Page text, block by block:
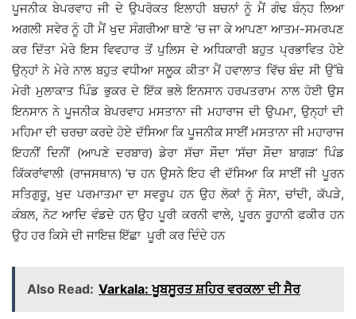
ਪੂਜਨੀਕ ਬੇਪਰਵਾਹ ਜੀ ਦੇ ਉਪਰੋਕਤ ਇਲਾਹੀ ਬਚਨਾਂ ਨੂੰ ਮੈਂ ਗੰਢ ਬੰਨ੍ਹ ਲਿਆ
ਅਗਲੀ ਸਵੇਰ ਨੂੰ ਹੀ ਮੈਂ ਖੁਦ ਸੰਗਰੀਆ ਥਾਣੇ ’ਚ ਜਾ ਕੇ ਆਪਣਾ ਆਤਮ-ਸਮਰਪਣ
ਕਰ ਦਿੱਤਾ ਮੇਰੇ ਇਸ ਵਿਵਹਾਰ ਤੋਂ ਪੁਲਿਸ ਦੇ ਅਧਿਕਾਰੀ ਬਹੁਤ ਪ੍ਰਭਾਵਿਤ ਹੋਏ
ਉਨ੍ਹਾਂ ਨੇ ਮੇਰੇ ਨਾਲ ਬਹੁਤ ਵਧੀਆ ਸਲੂਕ ਕੀਤਾ ਮੈਂ ਹਵਾਲਾਤ ਵਿੱਚ ਬੰਦ ਸੀ ਉੱਥੇ
ਮੇਰੀ ਮੁਲਾਕਾਤ ਪਿੰਡ ਭੁਕਰ ਦੇ ਇੱਕ ਭਲੇ ਇਨਸਾਨ ਹਰਪਤਰਾਮ ਨਾਲ ਹੋਈ ਉਸ
ਇਨਸਾਨ ਨੇ ਪੂਜਨੀਕ ਬੇਪਰਵਾਹ ਮਸਤਾਨਾ ਜੀ ਮਹਾਰਾਜ ਦੀ ਉਪਮਾ, ਉਨ੍ਹਾਂ ਦੀ
ਮਹਿਮਾ ਦੀ ਚਰਚਾ ਕਰਦੇ ਹੋਏ ਦੱਸਿਆ ਕਿ ਪੂਜਨੀਕ ਸਾਈਂ ਮਸਤਾਨਾ ਜੀ ਮਹਾਰਾਜ
ਇਹਨੀਂ ਦਿਨੀਂ (ਆਪਣੇ ਦਰਬਾਰ) ਡੇਰਾ ਸੱਚਾ ਸੌਦਾ ‘ਸੱਚਾ ਸੌਦਾ ਬਾਗੜ’ ਪਿੰਡ
ਕਿੱਕਰਾਂਵਾਲੀ (ਰਾਜਸਥਾਨ) ’ਚ ਹਨ ਉਸਨੇ ਇਹ ਵੀ ਦੱਸਿਆ ਕਿ ਸਾਈਂ ਜੀ ਪੂਰਨ
ਸਤਿਗੁਰੂ, ਖੁਦ ਪਰਮਾਤਮਾ ਦਾ ਸਵਰੂਪ ਹਨ ਉਹ ਲੋਕਾਂ ਨੂੰ ਸੋਨਾ, ਚਾਂਦੀ, ਕੱਪੜੇ,
ਕੰਬਲ, ਨੋਟ ਆਦਿ ਵੰਡਦੇ ਹਨ ਉਹ ਪੂਰੀ ਕਰਨੀ ਵਾਲੇ, ਪੂਰਨ ਰੂਹਾਨੀ ਫਕੀਰ ਹਨ
ਉਹ ਹਰ ਕਿਸੇ ਦੀ ਜਾਇਜ਼ ਇੱਛਾ ਪੂਰੀ ਕਰ ਦਿੰਦੇ ਹਨ
Also Read: Varkala: ਖੂਬਸੂਰਤ ਸ਼ਹਿਰ ਵਰਕਲਾ ਦੀ ਸੈਰ